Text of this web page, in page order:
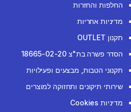
החלפות והחזרות
מדיניות אחריות
תקנון OUTLET
הסדר פשרה בת"צ 18665-02-20
תקנוני הטבות, מבצעים ופעילויות
שירותי תיקונים ותחזוקה למוצרים
מדיניות Cookies